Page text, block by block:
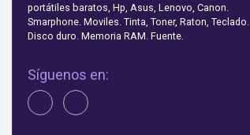
portátiles baratos, Hp, Asus, Lenovo, Canon.
Smarphone. Moviles. Tinta, Toner, Raton, Teclado.
Disco duro. Memoria RAM. Fuente.
Síguenos en: